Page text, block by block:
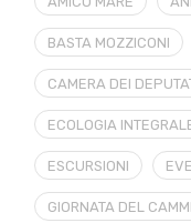
BASTA MOZZICONI
CAMERA DEI
ECOLOGIA
ESCURSIONI
GIORNATA DEL